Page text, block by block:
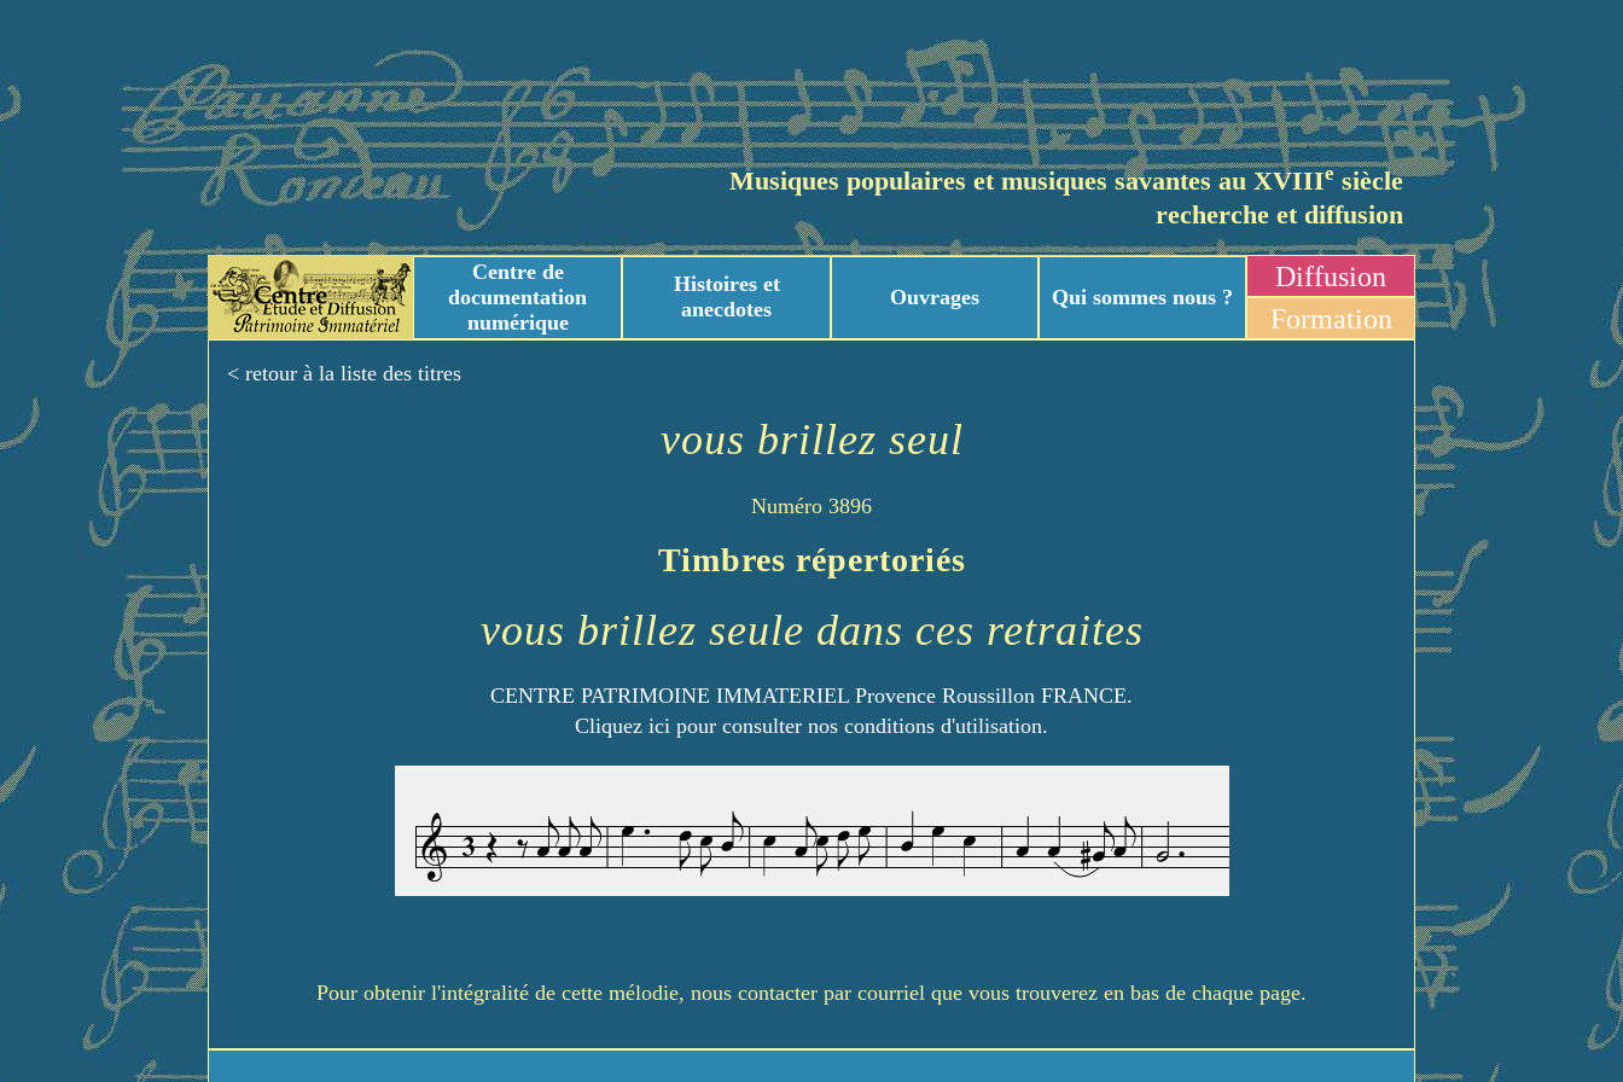
Musiques populaires et musiques savantes au XVIIIesiècle
recherche et diffusion
Centre de
documentation
numérique
Histoires et
anecdotes
Ouvrages Qui sommes nous ?
Diffusion
Formation
< retour à la liste des titres
vous brillez seul
Numéro 3896
Timbres répertoriés
vous brillez seule dans ces retraites
CENTRE PATRIMOINE IMMATERIEL Provence Roussillon FRANCE.
Cliquez ici pour consulter nos conditions d'utilisation.
Pour obtenir l'intégralité de cette mélodie, nous contacter par courriel que vous trouverez en bas de chaque page.